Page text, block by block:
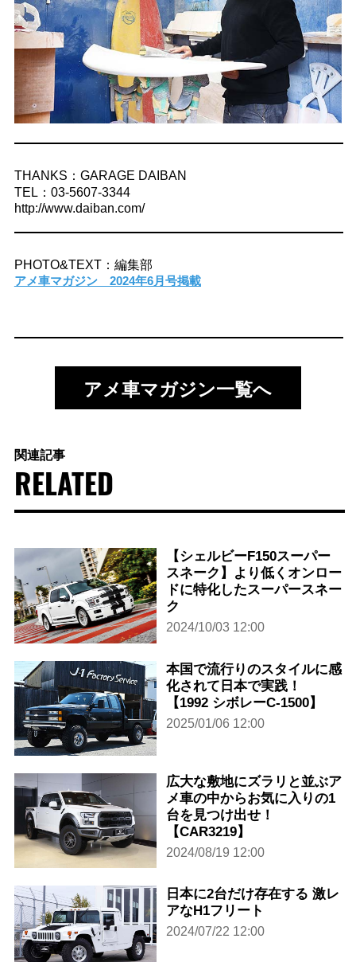
THANKS：GARAGE DAIBAN
TEL：03-5607-3344
http://www.daiban.com/
PHOTO&TEXT：編集部
アメ車マガジン 2024年6月号掲載
アメ車マガジン一覧へ
関連記事
RELATED
【シェルビーF150スーパー
スネーク】より低くオンロー
ドに特化したスーパースネー
ク
2024/10/03 12:00
本国で流行りのスタイルに感
化されて日本で実践！
【1992 シボレーC-1500】
2025/01/06 12:00
広大な敷地にズラリと並ぶア
メ車の中からお気に入りの1
台を見つけ出せ！
【CAR3219】
2024/08/19 12:00
日本に2台だけ存在する 激レ
アなH1フリート
2024/07/22 12:00